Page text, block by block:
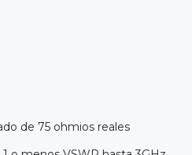
de 75 ohmios reales